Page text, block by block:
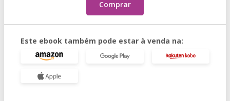
Comprar
Este ebook também pode estar à venda na: